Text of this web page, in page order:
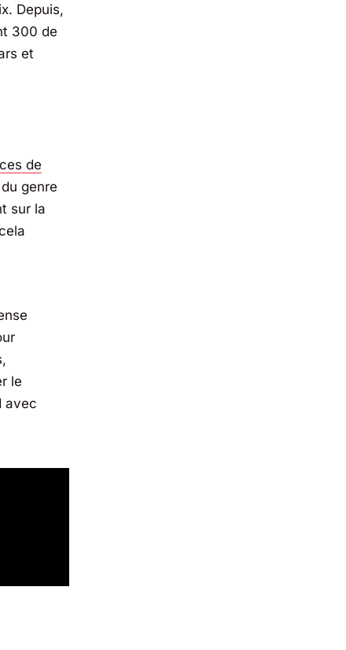
Depuis,
300 de
et
de
genre
sur la
le
avec